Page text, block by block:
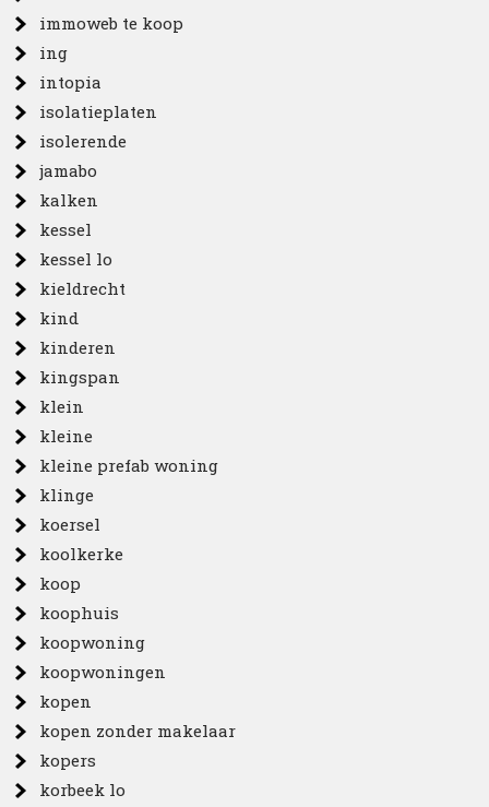
immoweb te koop
ing
intopia
isolatieplaten
isolerende
jamabo
kalken
kessel
kessel lo
kieldrecht
kind
kinderen
kingspan
klein
kleine
kleine prefab woning
klinge
koersel
koolkerke
koop
koophuis
koopwoning
koopwoningen
kopen
kopen zonder makelaar
kopers
korbeek lo